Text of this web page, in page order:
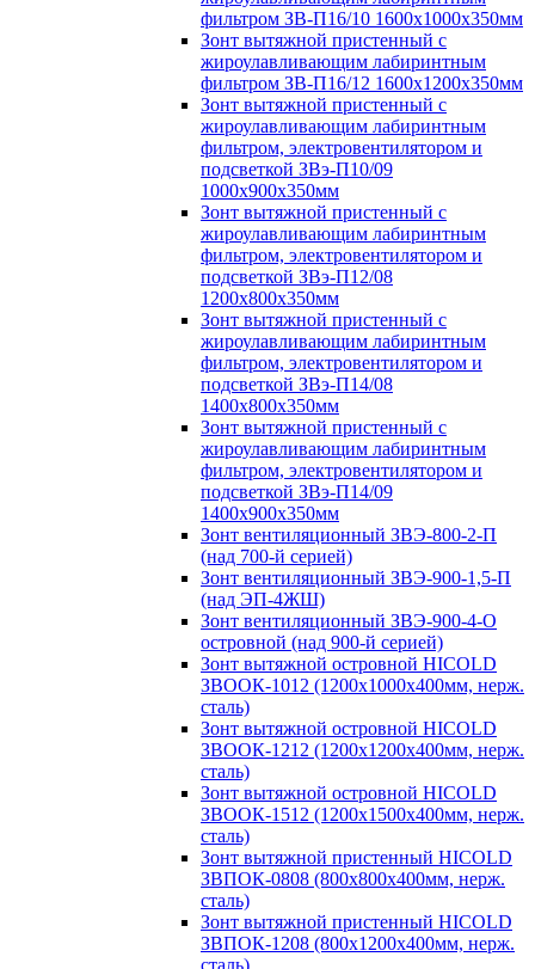
фильтром ЗВ-П16/10 1600х1000х350мм
Зонт вытяжной пристенный с
жироулавливающим лабиринтным
фильтром ЗВ-П16/12 1600х1200х350мм
Зонт вытяжной пристенный с
жироулавливающим лабиринтным
фильтром, электровентилятором и
подсветкой ЗВэ-П10/09
1000х900х350мм
Зонт вытяжной пристенный с
жироулавливающим лабиринтным
фильтром, электровентилятором и
подсветкой ЗВэ-П12/08
1200х800х350мм
Зонт вытяжной пристенный с
жироулавливающим лабиринтным
фильтром, электровентилятором и
подсветкой ЗВэ-П14/08
1400х800х350мм
Зонт вытяжной пристенный с
жироулавливающим лабиринтным
фильтром, электровентилятором и
подсветкой ЗВэ-П14/09
1400х900х350мм
Зонт вентиляционный ЗВЭ-800-2-П
(над 700-й серией)
Зонт вентиляционный ЗВЭ-900-1,5-П
(над ЭП-4ЖШ)
Зонт вентиляционный ЗВЭ-900-4-О
островной (над 900-й серией)
Зонт вытяжной островной HICOLD
ЗВООК-1012 (1200х1000х400мм, нерж.
сталь)
Зонт вытяжной островной HICOLD
ЗВООК-1212 (1200x1200x400мм, нерж.
сталь)
Зонт вытяжной островной HICOLD
ЗВООК-1512 (1200х1500х400мм, нерж.
сталь)
Зонт вытяжной пристенный HICOLD
ЗВПОК-0808 (800х800х400мм, нерж.
сталь)
Зонт вытяжной пристенный HICOLD
ЗВПОК-1208 (800х1200х400мм, нерж.
сталь)